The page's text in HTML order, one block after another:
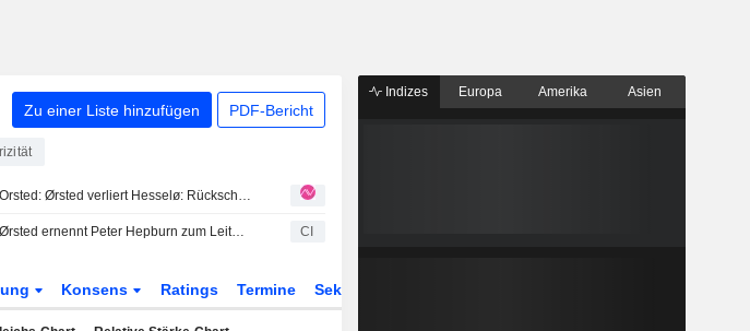
Zu einer Liste hinzufügen PDF-Bericht
Orsted: Ørsted verliert Hesselø: Rückschlag im Heimatmarkt, doch Disziplin hat Vorrang
Ørsted ernennt Peter Hepburn zum Leiter Generation UK - Amtsantritt am 1. Oktober 2026 CI
Konsens Ratings Termine Sektor
Indizes Europa Amerika Asien